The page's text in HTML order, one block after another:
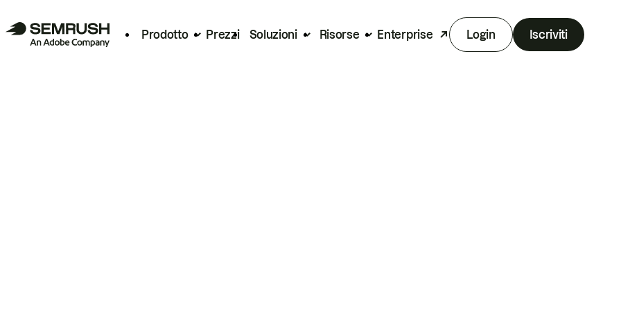
Prodotto Prezzi Soluzioni Risorse Enterprise Login Iscriviti